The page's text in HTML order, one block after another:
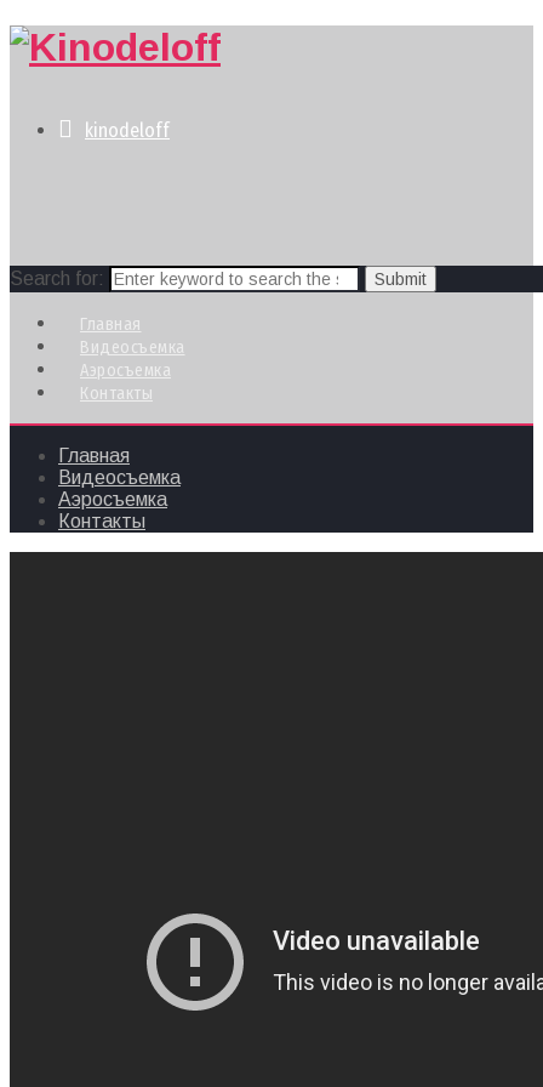
kinodeloff
Search for:
Главная
Видеосъемка
Аэросъемка
Контакты
Главная
Видеосъемка
Аэросъемка
Контакты